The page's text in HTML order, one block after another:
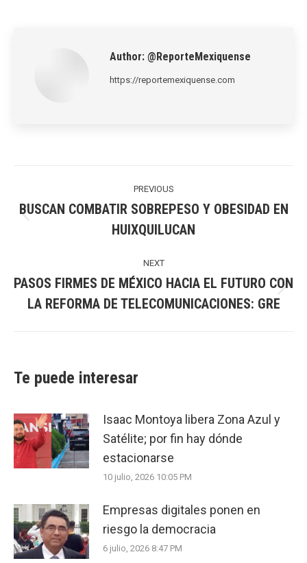
Author: @ReporteMexiquense
https://reportemexiquense.com
PREVIOUS
post:
BUSCAN COMBATIR SOBREPESO Y OBESIDAD EN
HUIXQUILUCAN
NEXT
post:
PASOS FIRMES DE MÉXICO HACIA EL FUTURO CON
LA REFORMA DE TELECOMUNICACIONES: GRE
Te puede interesar
Isaac Montoya libera Zona Azul y
Satélite; por fin hay dónde
estacionarse
10 julio, 2026 10:05 PM
Empresas digitales ponen en
riesgo la democracia
6 julio, 2026 8:47 PM